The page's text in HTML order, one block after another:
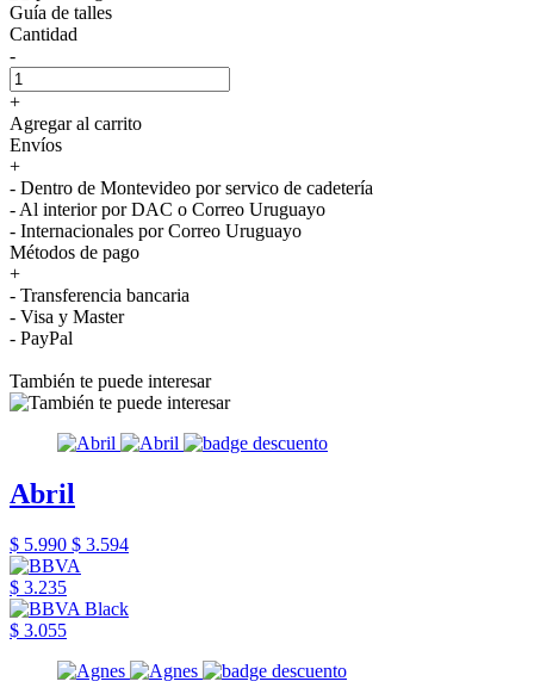
Guía de talles
Cantidad
-
+
Agregar al carrito
Envíos
+
- Dentro de Montevideo por servico de cadetería
- Al interior por DAC o Correo Uruguayo
- Internacionales por Correo Uruguayo
Métodos de pago
+
- Transferencia bancaria
- Visa y Master
- PayPal
También te puede interesar
Abril
$ 5.990 $ 3.594
$ 3.235
$ 3.055